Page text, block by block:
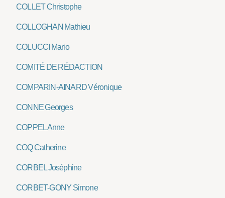
COLLET Christophe
COLLOGHAN Mathieu
COLUCCI Mario
COMITÉ DE RÉDACTION
COMPARIN-AINARD Véronique
CONNE Georges
COPPEL Anne
COQ Catherine
CORBEL Joséphine
CORBET-GONY Simone